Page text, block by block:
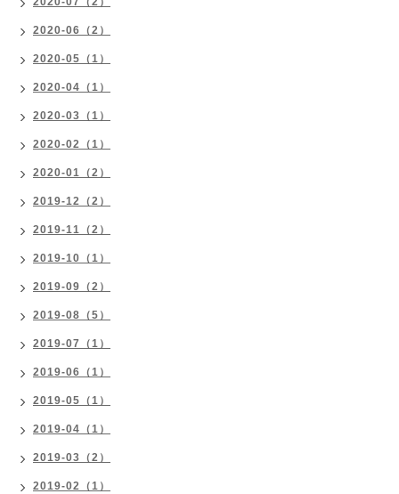
2020-06（2）
2020-05（1）
2020-04（1）
2020-03（1）
2020-02（1）
2020-01（2）
2019-12（2）
2019-11（2）
2019-10（1）
2019-09（2）
2019-08（5）
2019-07（1）
2019-06（1）
2019-05（1）
2019-04（1）
2019-03（2）
2019-02（1）